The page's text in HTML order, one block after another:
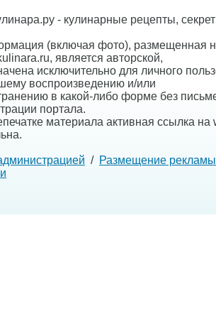
- кулинарные рецепты,
(включая фото), размещенная
является авторской,
исключительно для личного
воспроизведению и/или
в какой-либо форме без
портала.
материала активная ссылка на
/ Размещение рекламы